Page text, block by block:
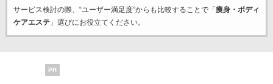
サービス検討の際、“ユーザー満足度”からも比較することで「 痩身・ボディ
ケアエステ」選びにお役立てください。
PR